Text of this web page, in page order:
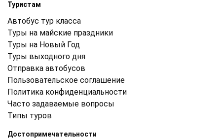
Туристам
Автобус тур класса
Туры на майские праздники
Туры на Новый Год
Туры выходного дня
Отправка автобусов
Пользовательское соглашение
Политика конфиденциальности
Часто задаваемые вопросы
Типы туров
Достопримечательности